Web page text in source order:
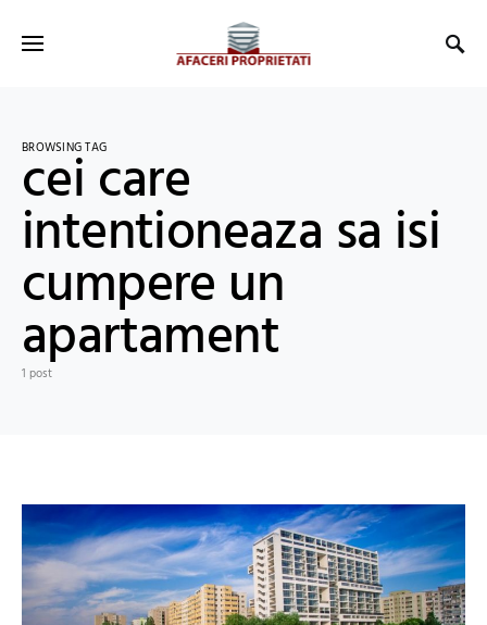
BROWSING TAG
cei care
intentioneaza sa isi
cumpere un
apartament
1 post